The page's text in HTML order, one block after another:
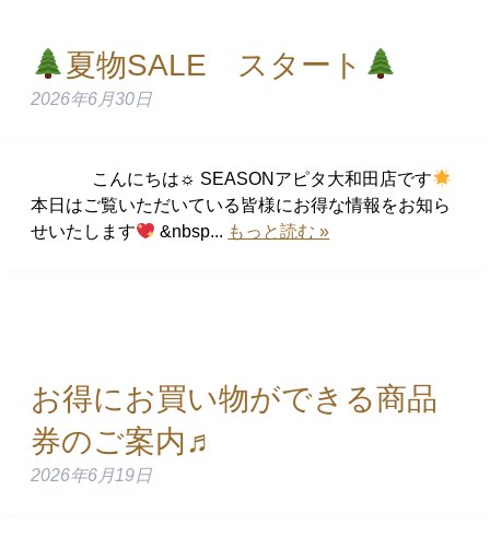
夏物SALE スタート
2026年6月30日
こんにちは☼ SEASONアピタ大和田店です
本日はご覧いただいている皆様にお得な情報をお知ら
せいたします
&nbsp... もっと読む »
お得にお買い物ができる商品
券のご案内♬
2026年6月19日